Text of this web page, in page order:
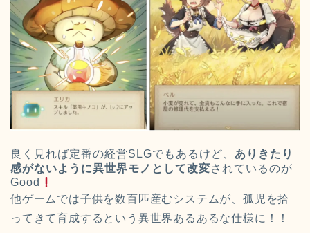
良く見れば定番の経営SLGでもあるけど、 ありきたり
感がないように異世界モノとして改変されているのが
Good
他ゲームでは子供を数百匹産むシステムが、孤児を拾
ってきて育成するという異世界あるあるな仕様に！！